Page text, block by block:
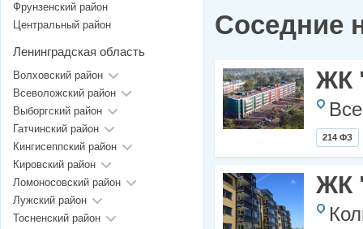
Соседние
ЖК
214 ФЗ
ЖК
Фрунзенский район
Центральный район
Ленинградская область
Волховский район
Всеволожский район
Выборгский район
Гатчинский район
Кингисеппский район
Кировский район
Ломоносовский район
Лужский район
Тосненский район